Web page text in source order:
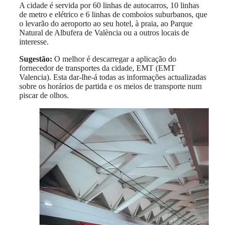
A cidade é servida por 60 linhas de autocarros, 10 linhas
de metro e elétrico e 6 linhas de comboios suburbanos, que
o levarão do aeroporto ao seu hotel, à praia, ao Parque
Natural de Albufera de València ou a outros locais de
interesse.
Sugestão: O melhor é descarregar a aplicação do
fornecedor de transportes da cidade, EMT (EMT
Valencia). Esta dar-lhe-á todas as informações actualizadas
sobre os horários de partida e os meios de transporte num
piscar de olhos.